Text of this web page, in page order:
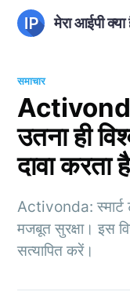
मेरा आईपी क्या
समाचार
Activonda
उतना ही
दावा करता
Activonda: स्मार्ट
मजबूत सुरक्षा। इस
सत्यापित करें।